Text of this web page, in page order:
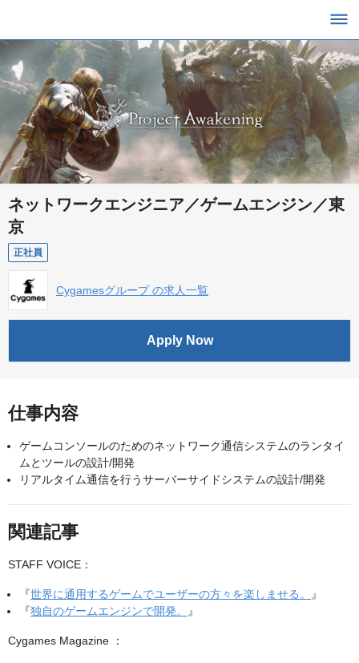
ネットワークエンジニア／ゲームエンジン／東
京
正社員
Cygamesグループ の求人一覧
Apply Now
仕事内容
ゲームコンソールのためのネットワーク通信システムのランタイ
ムとツールの設計/開発
リアルタイム通信を行うサーバーサイドシステムの設計/開発
関連記事
STAFF VOICE：
『世界に通用するゲームでユーザーの方々を楽しませる。 』
『独自のゲームエンジンで開発。 』
Cygames Magazine ：